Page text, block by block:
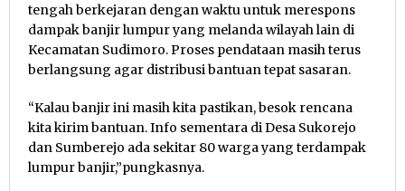
tengah berkejaran dengan waktu untuk merespons
dampak banjir lumpur yang melanda wilayah lain di
Kecamatan Sudimoro. Proses pendataan masih terus
berlangsung agar distribusi bantuan tepat sasaran.
“Kalau banjir ini masih kita pastikan, besok rencana
kita kirim bantuan. Info sementara di Desa Sukorejo
dan Sumberejo ada sekitar 80 warga yang terdampak
lumpur banjir,”pungkasnya.